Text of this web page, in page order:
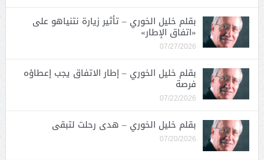
بقلم خليل الخوري – تأثير زيارة نتنياهو على
«اتفاق الإطار»
07/27/2026
بقلم خليل الخوري – إطار الاتفاق يجب إعطاؤه
فرصة
07/22/2026
بقلم خليل الخوري – هدى رحلت لتبقى
07/20/2026